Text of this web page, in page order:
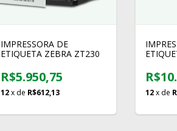
IMPRESSORA DE
ETIQUETA ZEBRA ZT230
R$5.950,75
12x de R$612,13 12 x de